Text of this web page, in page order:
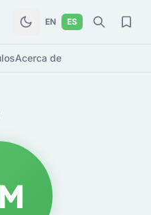
EN ES
Acerca de